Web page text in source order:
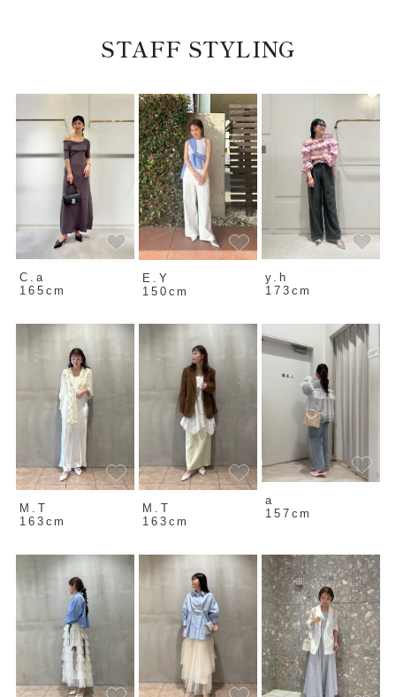
STAFF STYLING
C.a
165cm
E.Y
150cm
y.h
173cm
M.T
163cm
M.T
163cm
a
157cm